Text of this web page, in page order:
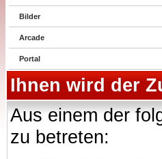
Bilder
Arcade
Portal
Ihnen wird der
Aus einem der
zu betreten: